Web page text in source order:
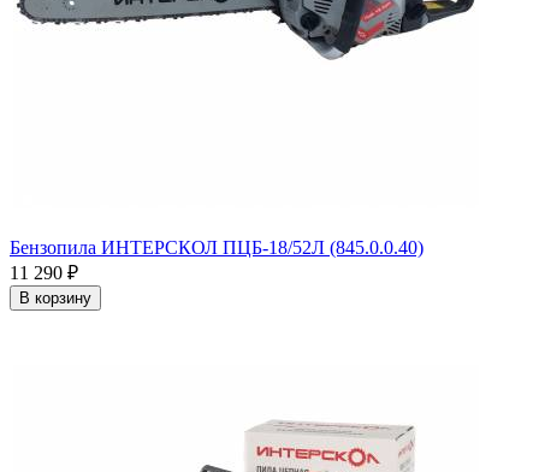
Бензопила ИНТЕРСКОЛ ПЦБ-18/52Л (845.0.0.40)
11 290 ₽
В корзину